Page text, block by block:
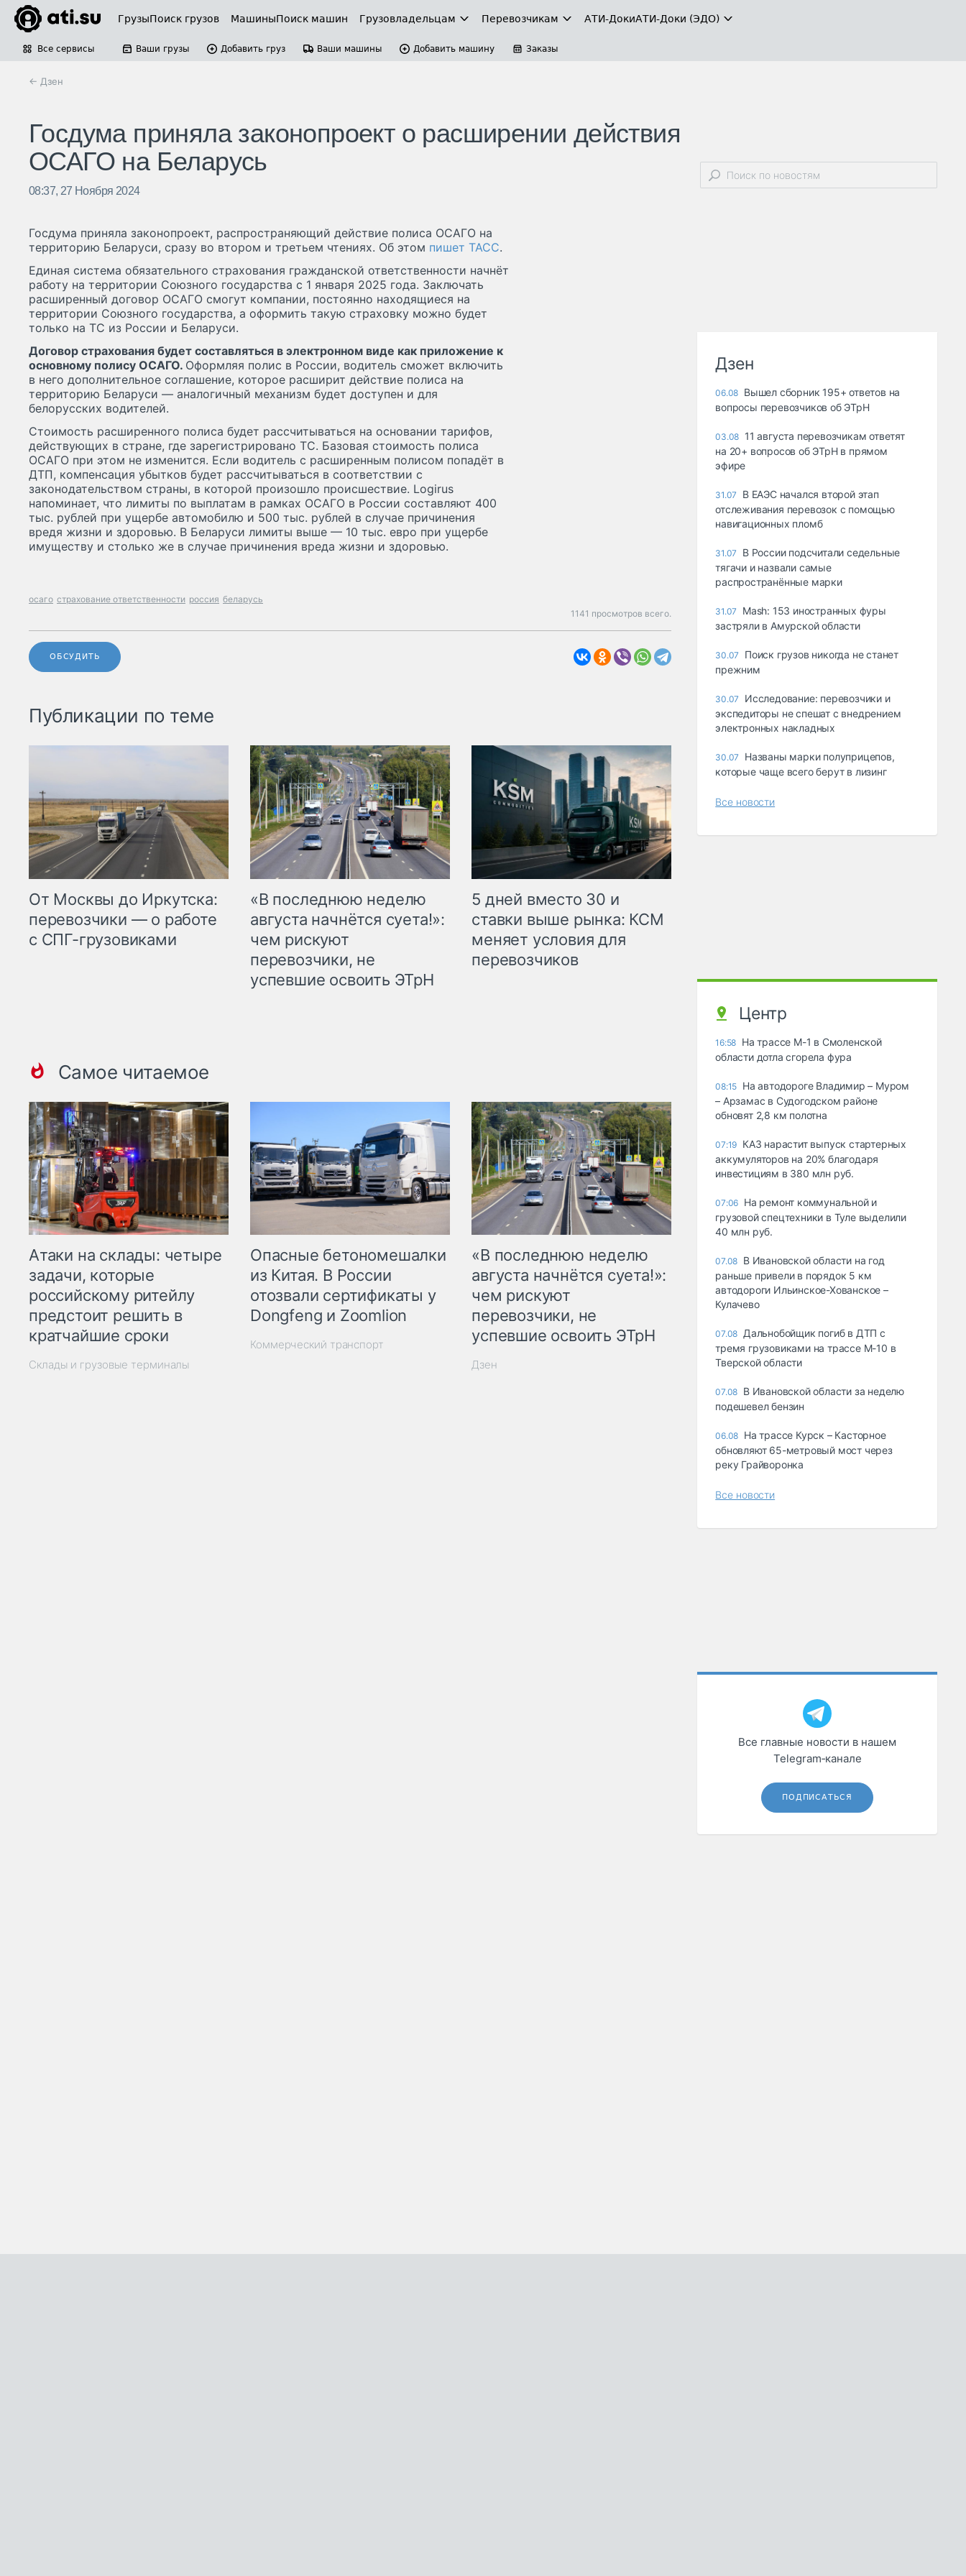
ГрузыПоиск грузов МашиныПоиск машин Грузовладельцам Перевозчикам АТИ-ДокиАТИ-Доки (ЭДО)
Все сервисы Ваши грузы Добавить груз Ваши машины Добавить машину Заказы
← Дзен
Госдума приняла законопроект о расширении действия
ОСАГО на Беларусь
08:37, 27 Ноября 2024
Госдума приняла законопроект, распространяющий действие полиса ОСАГО на
территорию Беларуси, сразу во втором и третьем чтениях. Об этом пишет ТАСС.
Единая система обязательного страхования гражданской ответственности начнёт
работу на территории Союзного государства с 1 января 2025 года. Заключать
расширенный договор ОСАГО смогут компании, постоянно находящиеся на
территории Союзного государства, а оформить такую страховку можно будет
только на ТС из России и Беларуси.
Договор страхования будет составляться в электронном виде как приложение к
основному полису ОСАГО. Оформляя полис в России, водитель сможет включить
в него дополнительное соглашение, которое расширит действие полиса на
территорию Беларуси — аналогичный механизм будет доступен и для
белорусских водителей.
Стоимость расширенного полиса будет рассчитываться на основании тарифов,
действующих в стране, где зарегистрировано ТС. Базовая стоимость полиса
ОСАГО при этом не изменится. Если водитель с расширенным полисом попадёт в
ДТП, компенсация убытков будет рассчитываться в соответствии с
законодательством страны, в которой произошло происшествие. Logirus
напоминает, что лимиты по выплатам в рамках ОСАГО в России составляют 400
тыс. рублей при ущербе автомобилю и 500 тыс. рублей в случае причинения
вредя жизни и здоровью. В Беларуси лимиты выше — 10 тыс. евро при ущербе
имуществу и столько же в случае причинения вреда жизни и здоровью.
осаго страхование ответственности россия беларусь
1141 просмотров всего.
ОБСУДИТЬ
Публикации по теме
От Москвы до Иркутска:
перевозчики — о работе
с СПГ-грузовиками
«В последнюю неделю
августа начнётся суета!»:
чем рискуют
перевозчики, не
успевшие освоить ЭТрН
5 дней вместо 30 и
ставки выше рынка: КСМ
меняет условия для
перевозчиков
Самое читаемое
Атаки на склады: четыре
задачи, которые
российскому ритейлу
предстоит решить в
кратчайшие сроки
Склады и грузовые терминалы
Опасные бетономешалки
из Китая. В России
отозвали сертификаты у
Dongfeng и Zoomlion
Коммерческий транспорт
«В последнюю неделю
августа начнётся суета!»:
чем рискуют
перевозчики, не
успевшие освоить ЭТрН
Дзен
Дзен
06.08 Вышел сборник 195+ ответов на
вопросы перевозчиков об ЭТрН
03.08 11 августа перевозчикам ответят
на 20+ вопросов об ЭТрН в прямом
эфире
31.07
В ЕАЭС начался второй этап
отслеживания перевозок с помощью
навигационных пломб
31.07
В России подсчитали седельные
тягачи и назвали самые
распространённые марки
31.07
Mash: 153 иностранных фуры
застряли в Амурской области
30.07
Поиск грузов никогда не станет
прежним
30.07
Исследование: перевозчики и
экспедиторы не спешат с внедрением
электронных накладных
30.07
Названы марки полуприцепов,
которые чаще всего берут в лизинг
Все новости
Центр
16:58 На трассе М-1 в Смоленской
области дотла сгорела фура
08:15 На автодороге Владимир – Муром
– Арзамас в Судогодском районе
обновят 2,8 км полотна
07:19 КАЗ нарастит выпуск стартерных
аккумуляторов на 20% благодаря
инвестициям в 380 млн руб.
07:06 На ремонт коммунальной и
грузовой спецтехники в Туле выделили
40 млн руб.
07.08 В Ивановской области на год
раньше привели в порядок 5 км
автодороги Ильинское-Хованское –
Кулачево
07.08 Дальнобойщик погиб в ДТП с
тремя грузовиками на трассе М-10 в
Тверской области
07.08 В Ивановской области за неделю
подешевел бензин
06.08 На трассе Курск – Касторное
обновляют 65-метровый мост через
реку Грайворонка
Все новости
Все главные новости в нашем
Telegram‑канале
ПОДПИСАТЬСЯ